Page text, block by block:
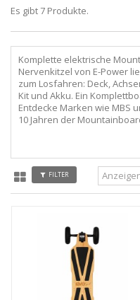
Es gibt 7 Produkte.
Komplette elektrische
Nervenkitzel von E-Power
zum Losfahren: Deck,
Kit und Akku. Ein
Entdecke Marken wie MBS
10 Jahren der
FILTER